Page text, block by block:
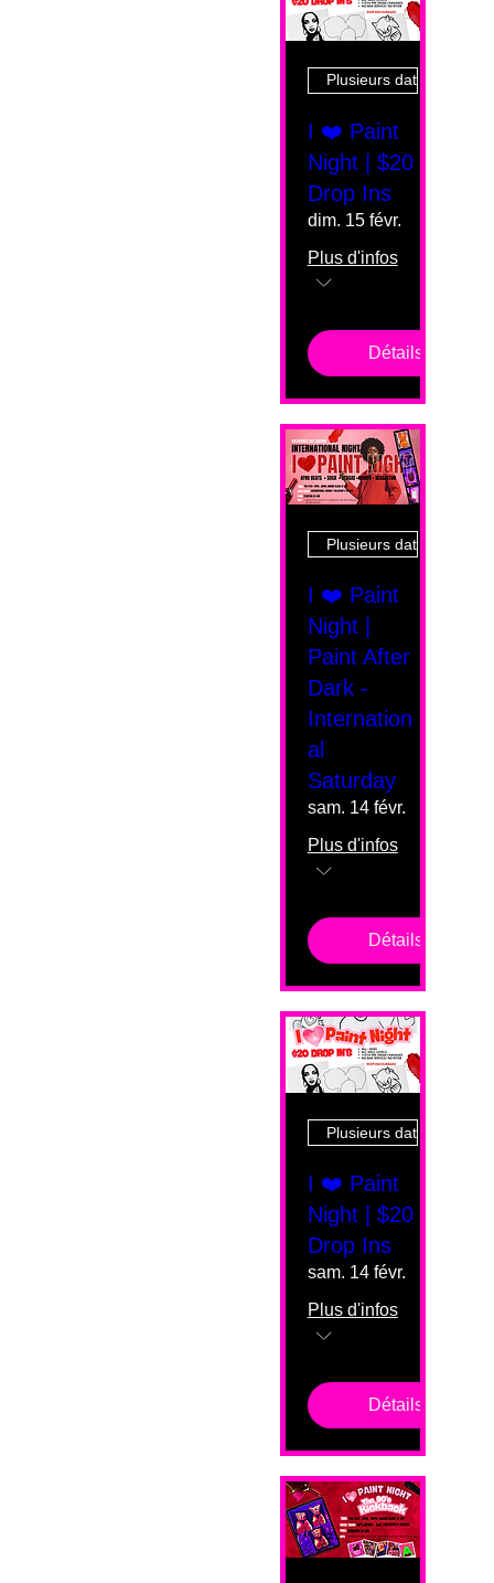
Plusieurs dates
I ❤️ Paint
Night | $20
Drop Ins
dim. 15 févr.
Plus d'infos
Détails
Plusieurs dates
I ❤️ Paint
Night |
Paint After
Dark -
Internation
al
Saturday
sam. 14 févr.
Plus d'infos
Détails
Plusieurs dates
I ❤️ Paint
Night | $20
Drop Ins
sam. 14 févr.
Plus d'infos
Détails